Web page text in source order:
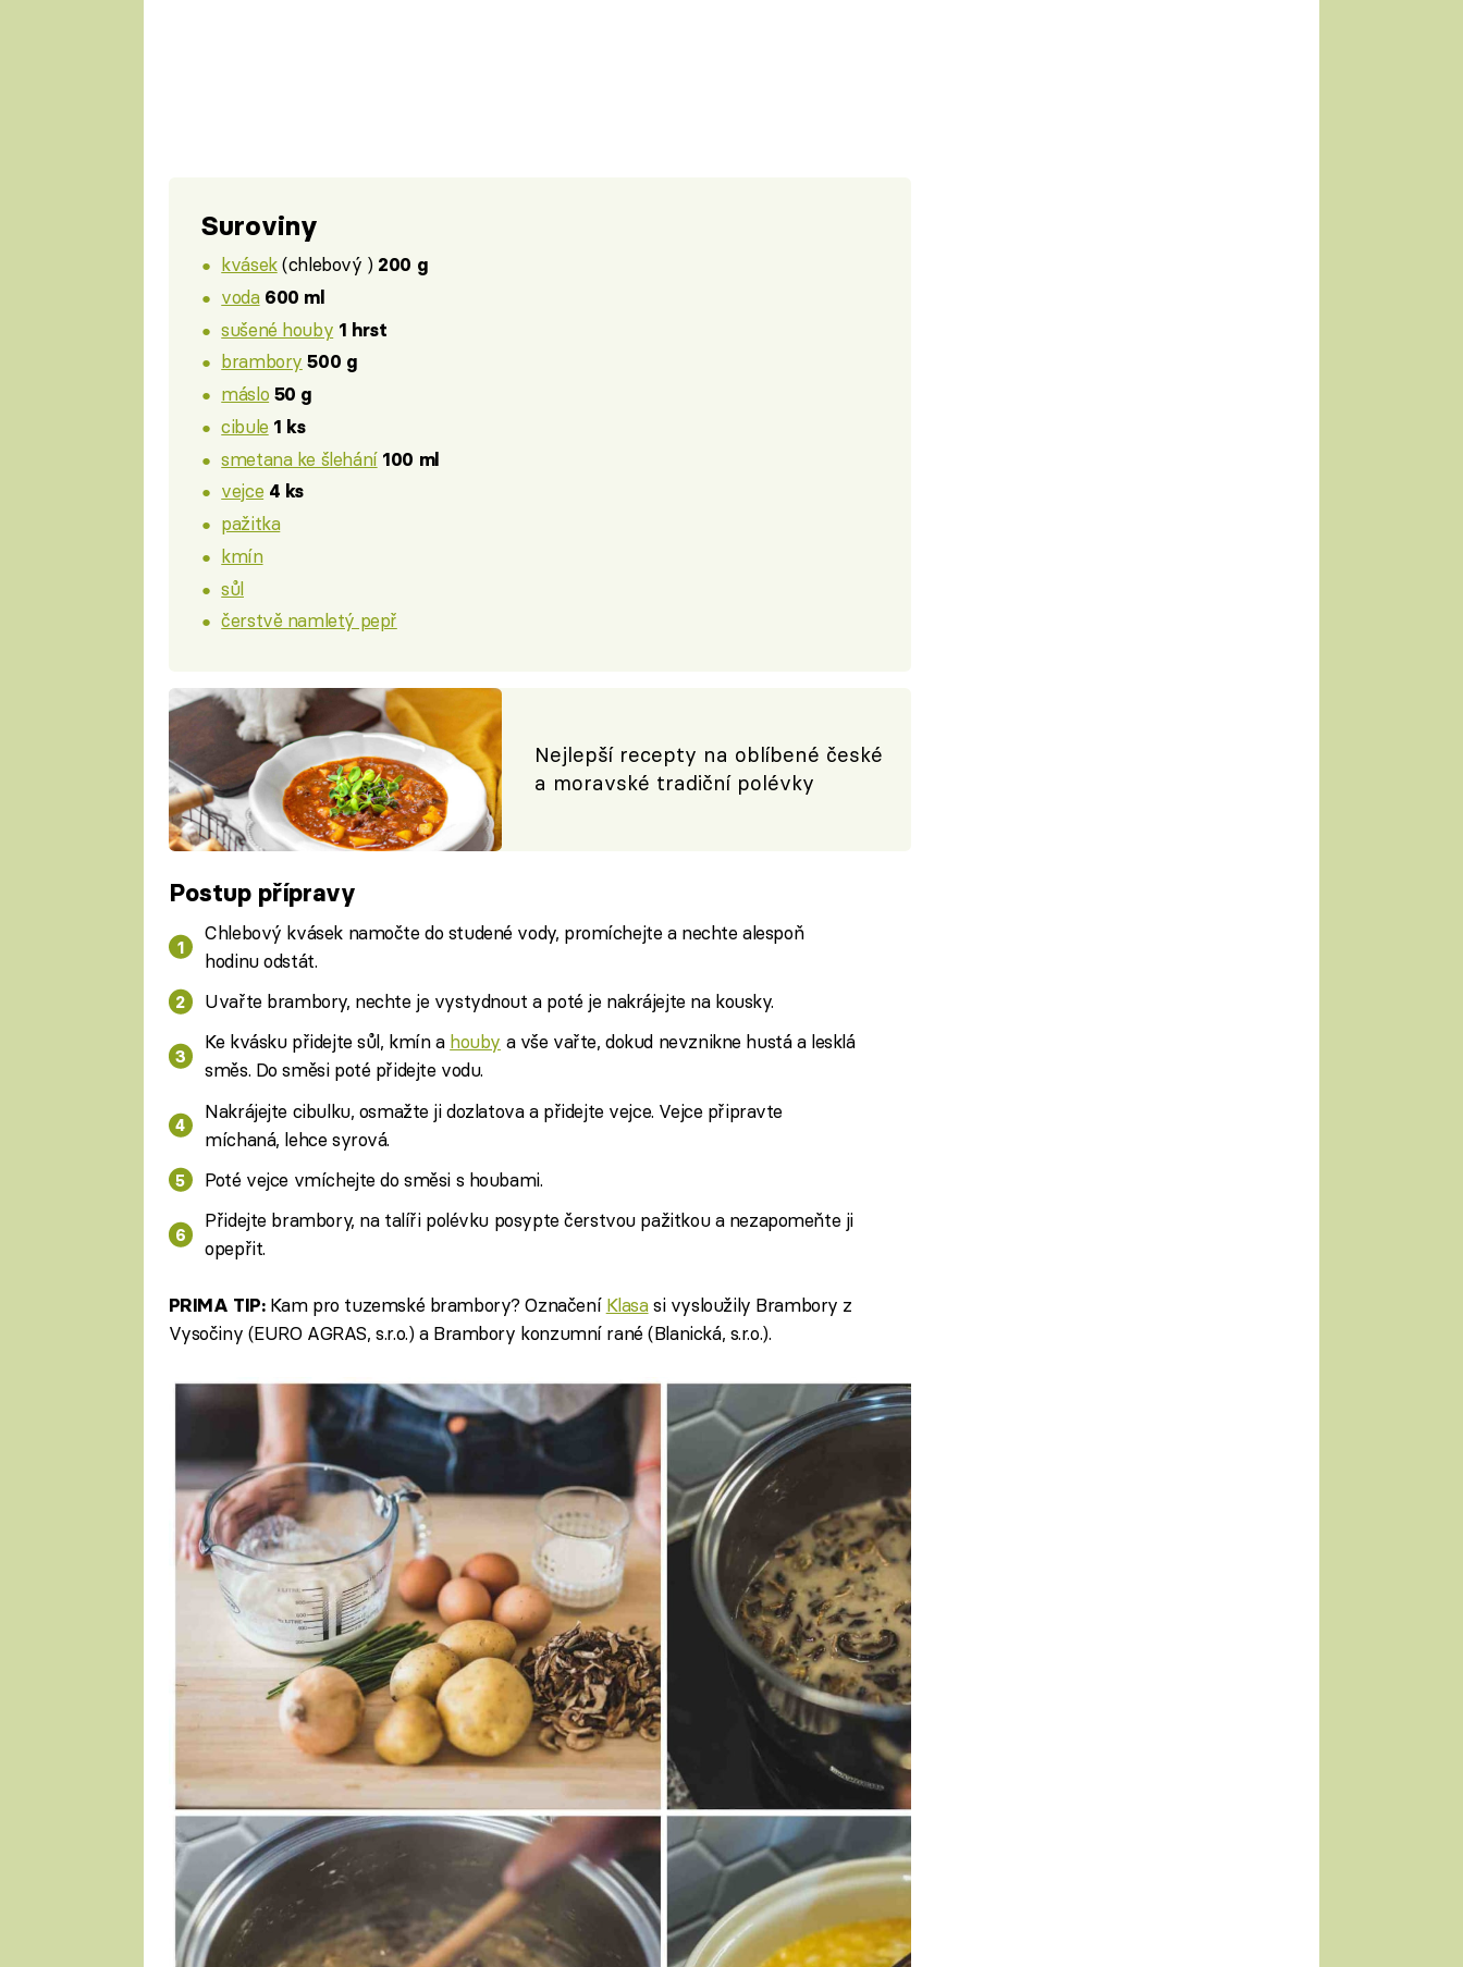
Suroviny
kvásek(chlebový ) 200 g
voda 600 ml
sušené houby 1 hrst
brambory 500 g
máslo 50 g
cibule 1 ks
smetana ke šlehání 100 ml
vejce 4 ks
pažitka
kmín
sůl
čerstvě namletý pepř
Nejlepší recepty na oblíbené české
a moravské tradiční polévky
Postup přípravy
Chlebový kvásek namočte do studené vody, promíchejte a nechte alespoň
hodinu odstát.
Uvařte brambory, nechte je vystydnout a poté je nakrájejte na kousky.
Ke kvásku přidejte sůl, kmín a houby a vše vařte, dokud nevznikne hustá a lesklá
směs. Do směsi poté přidejte vodu.
Nakrájejte cibulku, osmažte ji dozlatova a přidejte vejce. Vejce připravte
míchaná, lehce syrová.
Poté vejce vmíchejte do směsi s houbami.
Přidejte brambory, na talíři polévku posypte čerstvou pažitkou a nezapomeňte ji
opepřit.
PRIMA TIP:Kam pro tuzemské brambory? Označení Klasasi vysloužily Brambory z
Vysočiny (EURO AGRAS, s.r.o.) a Brambory konzumní rané (Blanická, s.r.o.).